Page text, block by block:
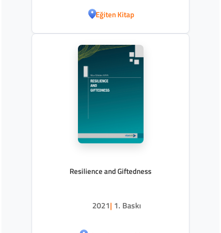
Eğiten Kitap
Resilience and Giftedness
2021| 1. Baskı